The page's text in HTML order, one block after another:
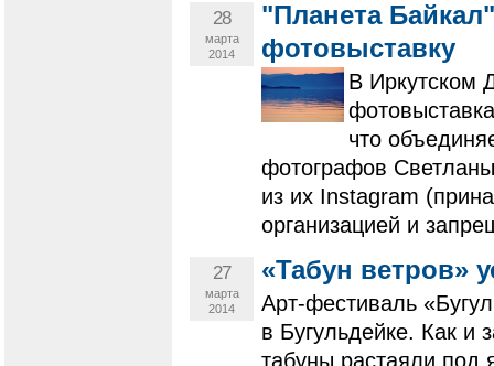
28
марта
2014
"Планета
фотовыставку
В Иркутском
что
фотографов
из их Instagram
организацией и
27
марта
2014
«Табун ветров»
Арт-фестиваль
в Бугульдейке. Как и
табуны растаяли под